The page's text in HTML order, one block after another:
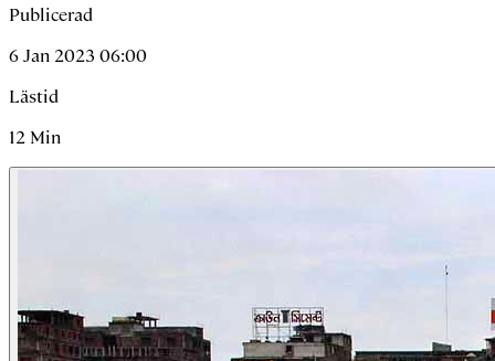
Publicerad
6 Jan 2023 06:00
Lästid
12 Min